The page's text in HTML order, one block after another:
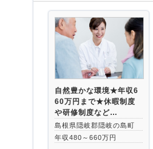
自然豊かな環境★年収6
60万円まで★休暇制度
や研修制度など…
島根県隠岐郡隠岐の島町
年収480～660万円